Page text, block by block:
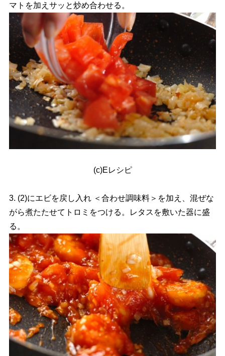
マトを加えサッと炒め合わせる。
(c)Eレシピ
3. (2)にエビを戻し入れ ＜合わせ調味料＞を加え、混ぜな
がら煮たたせてトロミをつける。レタスを敷いた器に盛
る。